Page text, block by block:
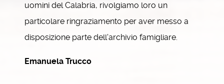
uomini del Calabria, rivolgiamo loro un
particolare ringraziamento per aver messo a
disposizione parte dell'archivio famigliare.
Emanuela Trucco